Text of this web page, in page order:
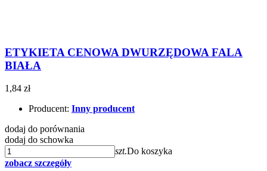
ETYKIETA CENOWA DWURZĘDOWA FALA
BIAŁA
1,84 zł
Producent: Inny producent
dodaj do porównania
dodaj do schowka
szt.Do koszyka
zobacz szczegóły